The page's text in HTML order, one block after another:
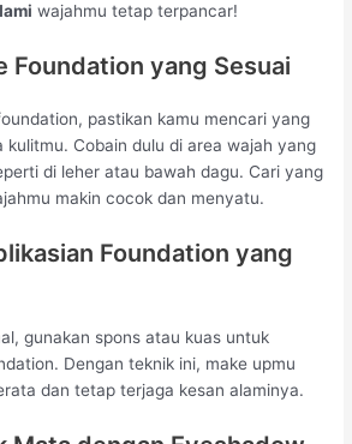
wajahmu tetap terpancar!
Foundation yang Sesuai
pastikan kamu mencari yang
kulitmu. Cobain dulu di area wajah yang
di leher atau bawah dagu. Cari yang
makin cocok dan menyatu.
Foundation yang
gunakan spons atau kuas untuk
Dengan teknik ini, make upmu
dan tetap terjaga kesan alaminya.